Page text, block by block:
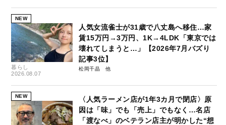
NEW
暮らし
2026.08.07
人気女流雀士が31歳で八丈島へ移住…家
賃15万円→3万円、1K→4LDK「東京では
壊れてしまうと…」【2026年7月バズり
記事3位】
松岡千晶
NEW
〈人気ラーメン店が1年3カ月で閉店〉原
因は「味」でも「売上」でもなく…名店
「渡なべ」のベテラン店主が明かした“想